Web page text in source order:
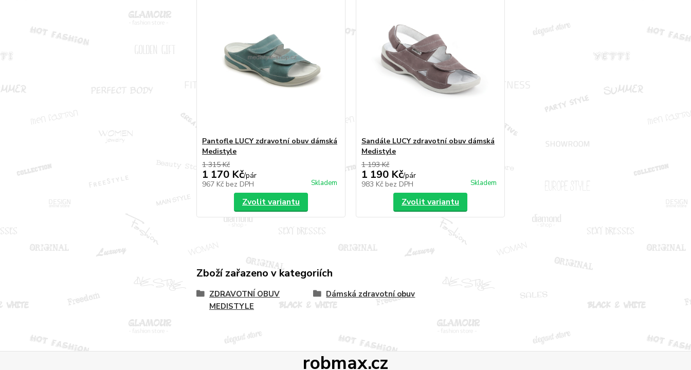
Pantofle LUCY zdravotní obuv dámská
Medistyle
1 315 Kč
1 170 Kč/pár
967 Kč bez DPH Skladem
Zvolit variantu
Sandále LUCY zdravotní obuv dámská
Medistyle
1 193 Kč
1 190 Kč/pár
983 Kč bez DPH Skladem
Zvolit variantu
Zboží zařazeno v kategoriích
ZDRAVOTNÍ OBUV
MEDISTYLE
Dámská zdravotní obuv
robmax.cz